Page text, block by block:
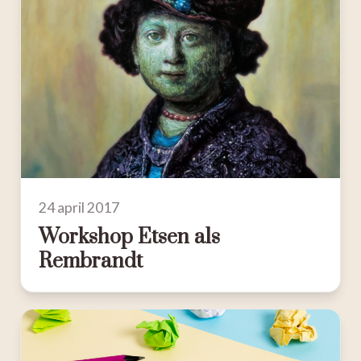
24 april 2017
Workshop Etsen als
Rembrandt